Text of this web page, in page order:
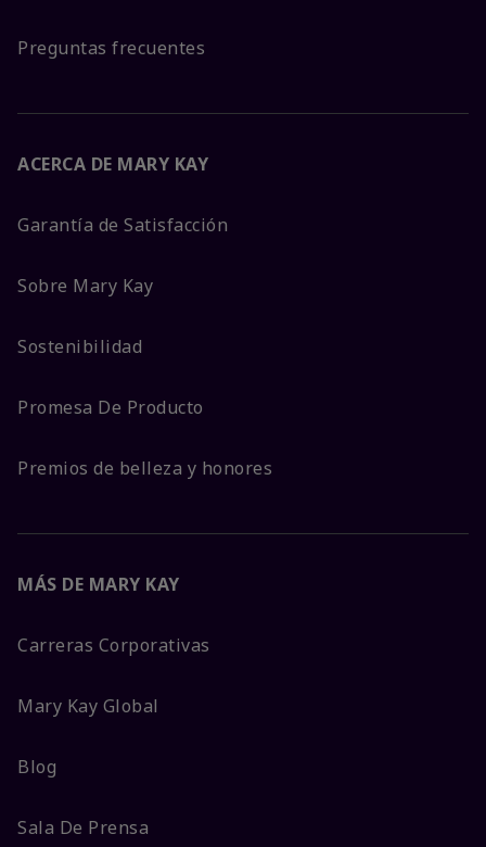
Preguntas frecuentes
ACERCA DE MARY KAY
Garantía de Satisfacción
Sobre Mary Kay
Sostenibilidad
Promesa De Producto
Premios de belleza y honores
MÁS DE MARY KAY
Carreras Corporativas
Mary Kay Global
Blog
Sala De Prensa